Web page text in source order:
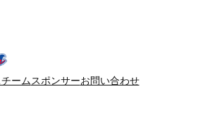
ームスポンサーお問い合わせ